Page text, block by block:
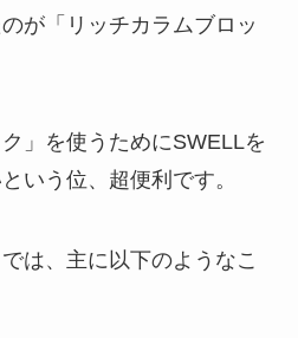
が「リッチカラムブロッ
」を使うためにSWELLを
いう位、超便利です。
は、主に以下のようなこ